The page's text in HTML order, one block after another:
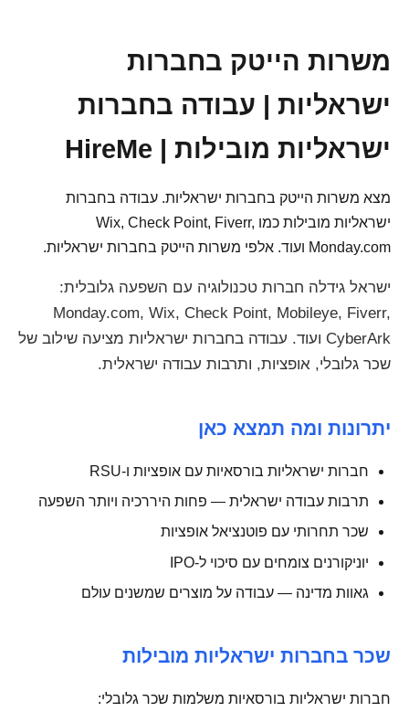
משרות הייטק בחברות
ישראליות | עבודה בחברות
ישראליות מובילות | HireMe
מצא משרות הייטק בחברות ישראליות. עבודה בחברות
ישראליות מובילות כמו Wix, Check Point, Fiverr,
Monday.com ועוד. אלפי משרות הייטק בחברות ישראליות.
ישראל גידלה חברות טכנולוגיה עם השפעה גלובלית:
Monday.com, Wix, Check Point, Mobileye, Fiverr,
CyberArk ועוד. עבודה בחברות ישראליות מציעה שילוב של
שכר גלובלי, אופציות, ותרבות עבודה ישראלית.
יתרונות ומה תמצא כאן
חברות ישראליות בורסאיות עם אופציות ו-RSU
תרבות עבודה ישראלית — פחות היררכיה ויותר השפעה
שכר תחרותי עם פוטנציאל אופציות
יוניקורנים צומחים עם סיכוי ל-IPO
גאוות מדינה — עבודה על מוצרים שמשנים עולם
שכר בחברות ישראליות מובילות
חברות ישראליות בורסאיות משלמות שכר גלובלי: